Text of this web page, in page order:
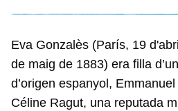
Eva Gonzalès (París, 19
de maig de 1883) era filla
d’origen espanyol,
Céline Ragut, una reputada